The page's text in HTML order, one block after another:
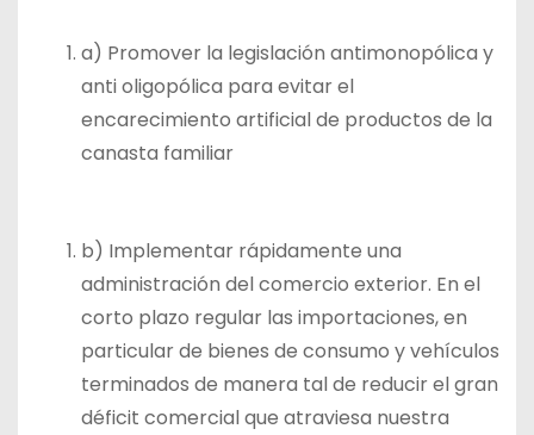
a) Promover la legislación antimonopólica y
anti oligopólica para evitar el
encarecimiento artificial de productos de la
canasta familiar
b) Implementar rápidamente una
administración del comercio exterior. En el
corto plazo regular las importaciones, en
particular de bienes de consumo y vehículos
terminados de manera tal de reducir el gran
déficit comercial que atraviesa nuestra